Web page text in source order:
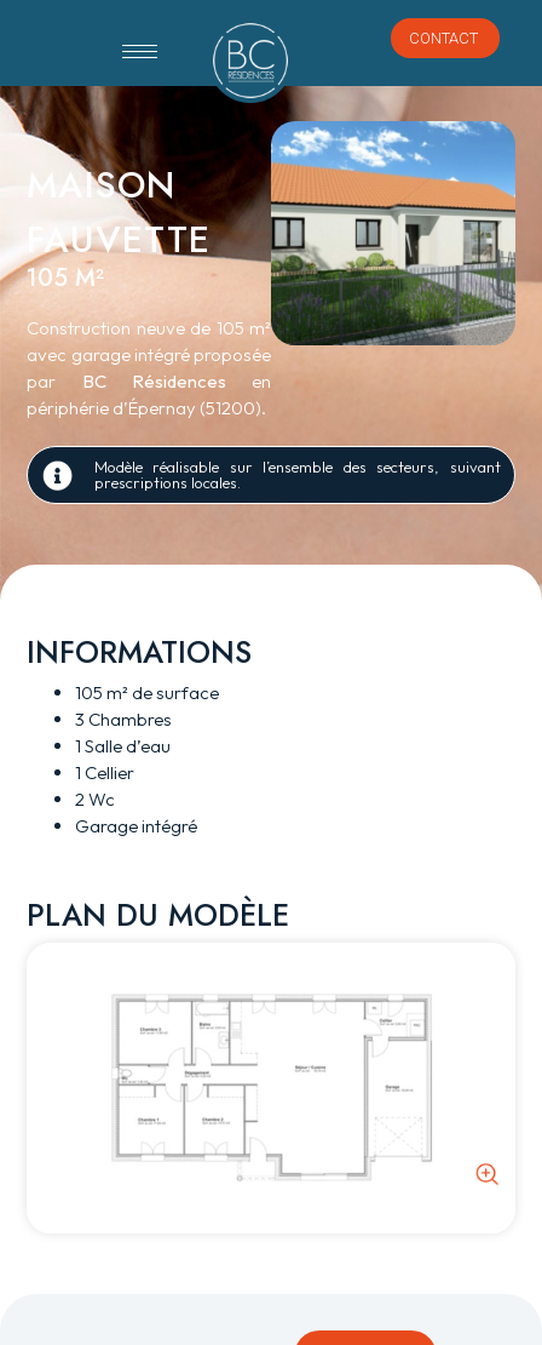
CONTACT
MAISON
FAUVETTE
105 M²
Construction neuve de 105 m²
avec garage intégré proposée
par BC Résidences en
périphérie d’Épernay (51200).
Modèle réalisable sur l’ensemble des secteurs, suivant
prescriptions locales.
INFORMATIONS
105 m² de surface
3 Chambres
1 Salle d’eau
1 Cellier
2 Wc
Garage intégré
PLAN DU MODÈLE